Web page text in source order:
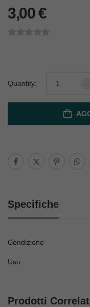
3,00€
Quantity:
Specifiche
Condizione
Uso
Prodotti